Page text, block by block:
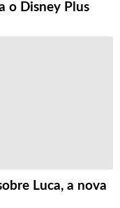
o Disney Plus
Luca, a nova